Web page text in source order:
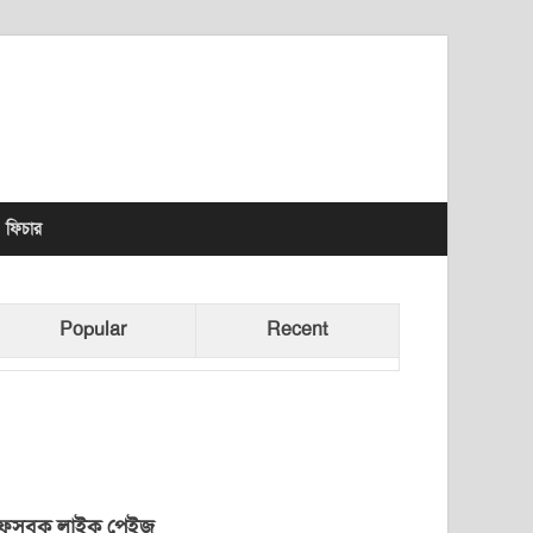
ফিচার
Popular Recent
লাইক পেইজ